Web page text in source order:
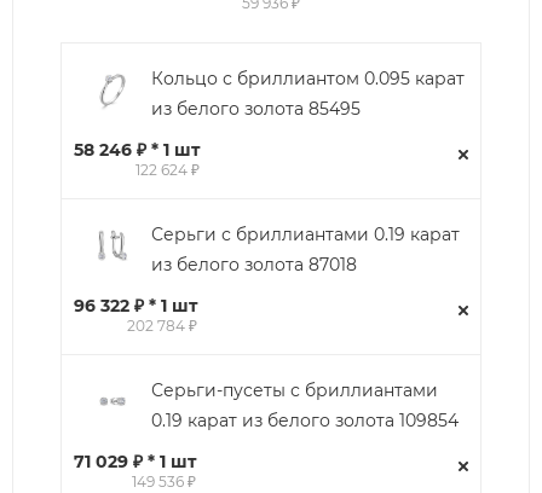
Кольцо с бриллиантом 0.095 карат
из белого золота 85495
58 246 ₽ * 1 шт
122 624 ₽
Серьги с бриллиантами 0.19 карат
из белого золота 87018
96 322 ₽ * 1 шт
202 784 ₽
Серьги-пусеты с бриллиантами
0.19 карат из белого золота 109854
71 029 ₽ * 1 шт
149 536 ₽